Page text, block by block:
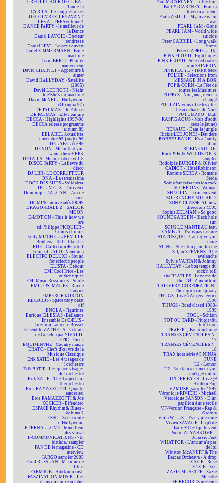
CRÉOLE CHOIR OF CUBA -
Tande-la
CYRIUS - Le sang des roses
DÉCOUVREZ-LES AVANT
LES AUTRES volume 4
DANCE PARTY - le meilleur de
la Dance
Daniel LAVOIE - Docteur
tendresse
Daniel LEVI - Le cœur ouvert
Daniel ZIMMERMANN - Bone
machine
David BRIOT - Phonik
mouvement
David CHARVET - Apprendre à
aimer
David HALLYDAY - Satellite
(2005)
David LEE ROTH - Night
life/She's my machine
David McNEIL - Hollywood
(Olympia 97)
DE PALMAS - De Palmas
DE PALMAS - Elle s'ennuie
DECCA - Highlights 1997-98
DECCA release programme
autumn 89
DELABEL Actualités
novembre 95 janvier 96
DELABEL été 99
DEMON - Music that you
wanna hear + EPK
DETAILS - Music matters vol. 8
DISCO PARTY - La fièvre du
disco
DJ LBR - LE CORRUPTEUR
DNA - La serenissima
DOCK DES SUDS - Solidaires
DOLIVEUX - Doliveux
Dominique DALCAN - L'air de
rien
DOMINO nouveautés 98/99
DRAGONBALL Z + SAILOR
MOON
E-MOTION - This is how we
are
éd. Philippe PICQUIER -
Contes chinois
Eddy MITCHELL/NEVILLE
Brothers - Tell it like it is
EDEL Collection 96 acte 1
Edouard LALO - Namouna
ELECTRO DELUXE - Sound
for eclectic people
ELISTA - Debout
EMI Cool Price - Les
authentiques
EMI Music Ressources - Smile
EMILE & IMAGES - Rio de
Janvier
EMPEROR NORTON
RECORDS - Space baby blast
off
ENOLA - Figurines
Enrique IGLESIAS - Bailamos
Ensemble De CÆLIS -
Direction Laurence Brisset
Ensemble MATHEUS - Extraits
de Griselda par VIVALDI
EPIC - Focus
EQUIMINTHE - Country music
ERATO - Chefs d'œuvre de la
Musique Classique
Erik SATIE - Les 4 visages de
l'orchestre
Erik SATIE - Les quatre visages
de l'orchestre
Erik SATIE - The 4 aspects of
the orchestra
Eros RAMAZZOTTI - Quanto
amore sei
Eros RAMAZZOTTI & Joe
COCKER - Difendero
ESPACE Rhythm & Blues -
Volume 2
ESSO - Sur la route
d'Hollywood
ETERNAL LOVE - le meilleur
des slows
F-COMMUNICATIONS - 7th
birthday sampler
FAN DE le magazine - CD
interview
FARGO sampler 2005
Farid RUSSLAN - Musique de
films
FARM JOB - Hokkaïdo rush
FASZINATION MUSIK - Les
clous du nouveau label
Paul McCARTNEY - Collection
Paul McCARTNEY - From a
lover to a friend
Paula ABDUL - My love is for
real
PEARL JAM - Gone
PEARL JAM - World wide
suicide
Peter GABRIEL - Long walk
home
Peter GABRIEL - Up
PINK FLOYD - High hopes
PINK FLOYD - Selected tracks
from SHINE ON
PINK FLOYD - Take it back
POLICE - Selections from
MESSAGE IN A BOX
POP & CORN - La Fête de
toutes les Musiques
POPPYS - Non, non, rien n'a
changé
POULAIN vous offre les plus
beaux chants de Noël
PUTUMAYO - Mali
RASPIGAOUS - Mois d'août
(sers le jaune)
RENAUD - Dans la jungle
Rickie LEE JONES - Dat dere
ROBBER BANK - It's a family
affair
ROBINEAU - On
Rock & Folk WOODSTOCK
sampler
Rodolphe BURGER & Olivier
CADIOT - Hôtel Robinson
Romane SERDA - Romane
Serda
Scène française version rock
SCORPIONS - Woman
SHAOLIN - Ici on en veut
SO FRENCHY SO CHIC 2
SONY CLASSICAL new
directions 1999
Sophie ZELMANI - So good
SOUNDGARDEN - Black hole
sun
SOUS LE MANTEAU feat.
ZAMBLA - J'suis pas rassuré
STATUS QUO - Can't give you
more
STING - She's too good for me
Sufjan STEVENS - The
avalanche
Sylvie VARTAN & Johnny
HALLYDAY - Le bon temps du
rock'n'roll
the BEATLES - Love me do
the DØ - A mouthful
THIEVERY CORPORATION -
The mirror conspiracy
THUGS - Live à Angers février
1996
THUGS - Road closed 1983-
1999
TOOL - Schism
TÔT OU TARD - Plutôt tôt,
plutôt tard
TRAFFIC - Far from home
TRANSES CÉVENOLES N°
17
TRANSES CÉVENOLES N°
18
TRAX hors série # 5 NINJA
TUNE
U2 - Lemon
U2 - Stuck in a moment you
can't get out of
UNDER BYEN - Live @
Haldern Pop
V2 MUSIC sampler 1997
Véronique RIVIÈRE - Michaël
Véronique SANSON - D'un
papillon à une étoile
VF-Version Française - Rap &
Groove
Viola WILLS - It's my pleasure
Vivien SAVAGE - La p'tite
Lady + C'est qu'le vent
Weird Al YANKOVIC -
Jurassic Park
WHAT FOR - L'amour n'a pas
de loi
Winston McANUFF & The
Bazbaz Orchestra - A drop
ZAZIE - Rose
ZAZIE - Zen
ZAZIE MUSETTE - Zazie
Musette
ZE RECORDS presents